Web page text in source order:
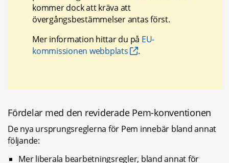
kommer dock att kräva att
övergångsbestämmelser antas först.
Mer information hittar du på EU-
kommissionen webbplats
.
Fördelar med den reviderade Pem-konventionen
De nya ursprungsreglerna för Pem innebär bland annat
följande:
Mer liberala bearbetningsregler, bland annat för